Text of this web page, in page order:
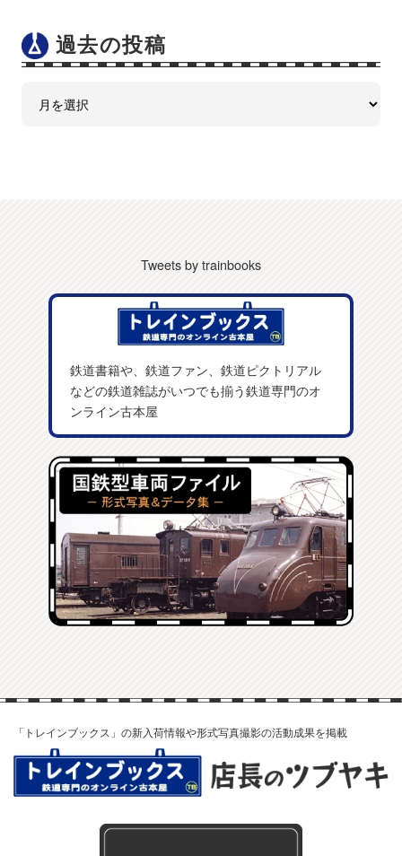
過去の投稿
Tweets by trainbooks
鉄道書籍や、鉄道ファン、鉄道ピクトリアル
などの鉄道雑誌がいつでも揃う鉄道専門のオ
ンライン古本屋
「トレインブックス」の新入荷情報や形式写真撮影の活動成果を掲載